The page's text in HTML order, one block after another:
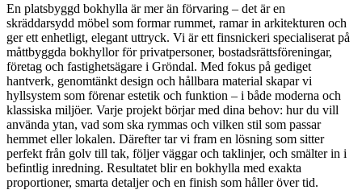
En platsbyggd bokhylla är mer än förvaring – det är en
skräddarsydd möbel som formar rummet, ramar in arkitekturen och
ger ett enhetligt, elegant uttryck. Vi är ett finsnickeri specialiserat på
måttbyggda bokhyllor för privatpersoner, bostadsrättsföreningar,
företag och fastighetsägare i Gröndal. Med fokus på gediget
hantverk, genomtänkt design och hållbara material skapar vi
hyllsystem som förenar estetik och funktion – i både moderna och
klassiska miljöer. Varje projekt börjar med dina behov: hur du vill
använda ytan, vad som ska rymmas och vilken stil som passar
hemmet eller lokalen. Därefter tar vi fram en lösning som sitter
perfekt från golv till tak, följer väggar och taklinjer, och smälter in i
befintlig inredning. Resultatet blir en bokhylla med exakta
proportioner, smarta detaljer och en finish som håller över tid.